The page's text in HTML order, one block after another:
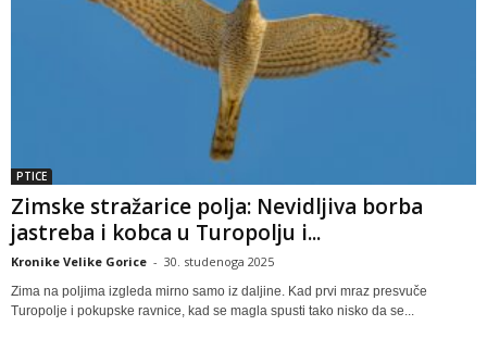
PTICE
Zimske stražarice polja: Nevidljiva borba
jastreba i kobca u Turopolju i...
Kronike Velike Gorice - 30. studenoga 2025
Zima na poljima izgleda mirno samo iz daljine. Kad prvi mraz presvuče
Turopolje i pokupske ravnice, kad se magla spusti tako nisko da se...